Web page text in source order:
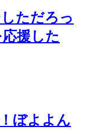
ただろっ
援した
ぼよよん